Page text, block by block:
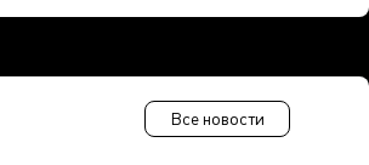
Все новости